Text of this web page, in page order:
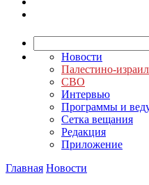
Новости
Палестино-
СВО
Интервью
Программы и
Сетка вещания
Редакция
Приложение
Главная Новости